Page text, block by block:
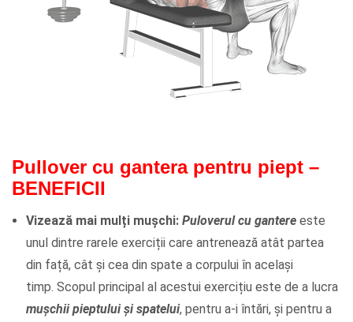
Pullover cu gantera pentru piept –
BENEFICII
Vizează mai mulți mușchi: Puloverul cu gantere este
unul dintre rarele exerciții care antrenează atât partea
din față, cât și cea din spate a corpului în același
timp. Scopul principal al acestui exercițiu este de a lucra
mușchii pieptului și spatelui, pentru a-i întări, și pentru a